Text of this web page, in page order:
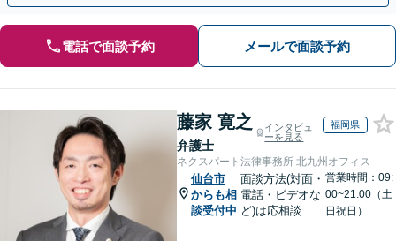
電話で面談予約 メールで面談予約
藤家 寛之
弁護士
インタビュ
ーを見る
福岡県
ネクスパート法律事務所 北九州オフィス
仙台市
からも相
談受付中
面談方法(対面・
電話・ビデオな
ど)は応相談
営業時間：09:
00~21:00（土
日祝日）